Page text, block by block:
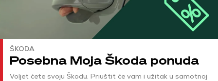
ŠKODA
Posebna Moja Škoda ponuda
Voljet ćete svoju Škodu. Priuštit će vam i užitak u samotnoj